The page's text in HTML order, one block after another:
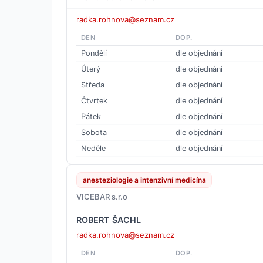
radka.rohnova@seznam.cz
DEN DOP.
Pondělí
dle objednání
Úterý
dle objednání
Středa
dle objednání
Čtvrtek
dle objednání
Pátek
dle objednání
Sobota
dle objednání
Neděle
dle objednání
anesteziologie a intenzivní medicína
VICEBAR s.r.o
ROBERT ŠACHL
radka.rohnova@seznam.cz
DEN DOP.